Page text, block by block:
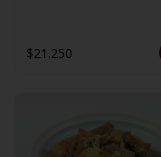
$21.250